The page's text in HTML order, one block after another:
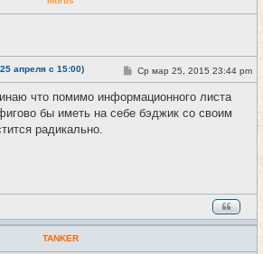
апреля с 15:00) #16
С
о
б
щ
Ср мар 25, 2015 23:44 pm
что помимо информационного листа
бы иметь на себе бэджик со своим
радикально.
TANKER